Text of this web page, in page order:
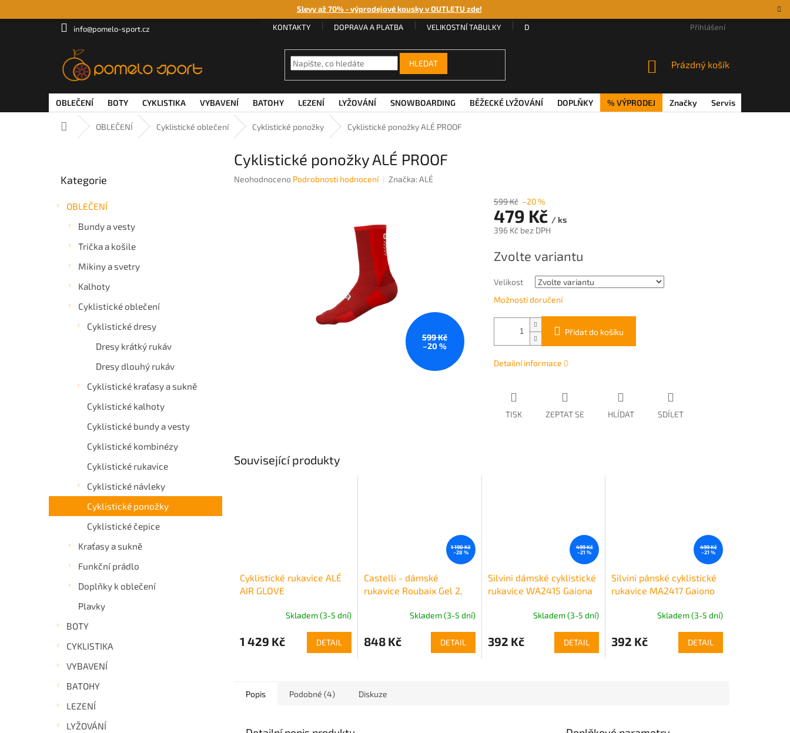
Slevy až 70% - výprodejové kousky v OUTLETU zde!
info@pomelo-sport.cz KONTAKTY DOPRAVA A PLATBA VELIKOSTNÍ TABULKY DÁRKOVÉ POUKAZY VĚRNOSTNÍ PROGRAM
Přihlášení
HLEDAT
NÁKUPNÍ
Prázdný košík
OBLEČENÍ BOTY CYKLISTIKA VYBAVENÍ BATOHY LEZENÍ LYŽOVÁNÍ SNOWBOARDING BĚŽECKÉ LYŽOVÁNÍ DOPLŇKY % VÝPRODEJ Značky Servis
Domů OBLEČENÍ Cyklistické oblečení Cyklistické ponožky Cyklistické ponožky ALÉ PROOF
kategorie
Kategorie
OBLEČENÍ
Bundy a vesty
Trička a košile
Mikiny a svetry
Kalhoty
Cyklistické oblečení
Cyklistické dresy
Dresy krátký rukáv
Dresy dlouhý rukáv
Cyklistické kraťasy a sukně
Cyklistické kalhoty
Cyklistické bundy a vesty
Cyklistické kombinézy
Cyklistické rukavice
Cyklistické návleky
Cyklistické ponožky
Cyklistické čepice
Kraťasy a sukně
Funkční prádlo
Doplňky k oblečení
Plavky
BOTY
CYKLISTIKA
VYBAVENÍ
BATOHY
LEZENÍ
LYŽOVÁNÍ
Cyklistické ponožky ALÉ PROOF
Průměrné
Neohodnoceno Podrobnosti hodnocení Značka:ALÉ
599 Kč
–20 %
599 Kč –20 %
479 Kč / ks
396 Kč bez DPH
cena:
Zvolte variantu
Velikost
Možnosti doručení
Přidat do košíku
Detailní informace
TISK ZEPTAT SE HLÍDAT SDÍLET
Související produkty
Cyklistické rukavice ALÉ
AIR GLOVE
Skladem (3-5 dní)
1 429 Kč DETAIL
1 190 Kč
–28 %
Castelli - dámské
rukavice Roubaix Gel 2,
Skladem (3-5 dní)
848 Kč DETAIL
499 Kč
–21 %
Silvini dámské cyklistické
rukavice WA2415 Gaiona
Skladem (3-5 dní)
392 Kč DETAIL
499 Kč
–21 %
Silvini pánské cyklistické
rukavice MA2417 Gaiono
Skladem (3-5 dní)
392 Kč DETAIL
Popis Podobné (4) Diskuze